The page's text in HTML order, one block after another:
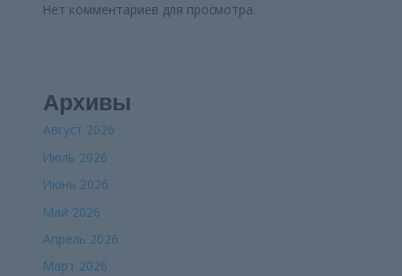
Нет комментариев для просмотра.
Архивы
Август 2026
Июль 2026
Июнь 2026
Май 2026
Апрель 2026
Март 2026